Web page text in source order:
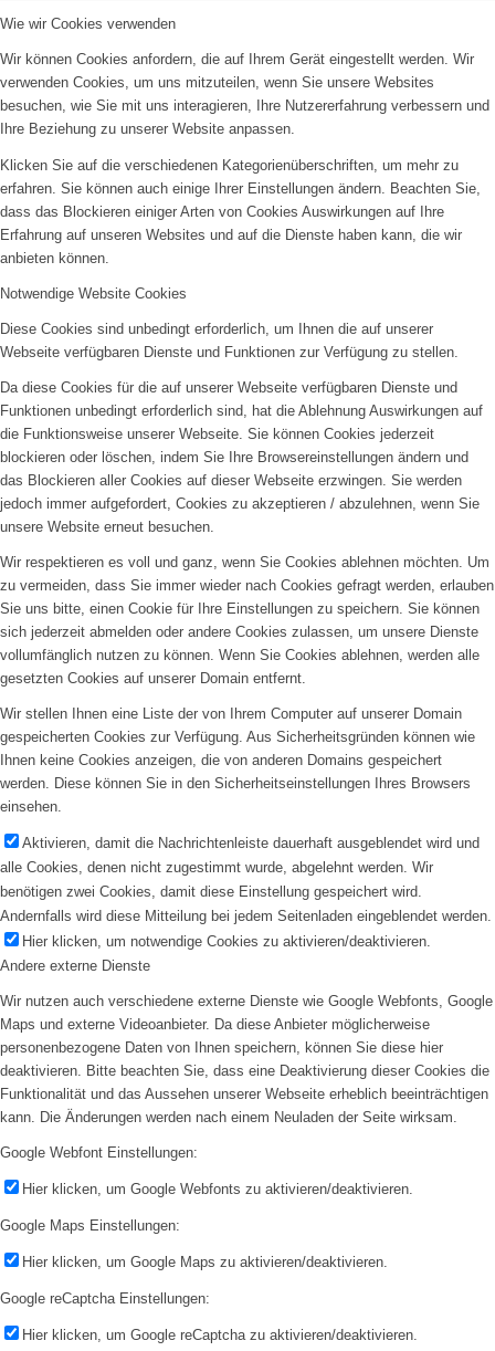
Wie wir Cookies verwenden
Wir können Cookies anfordern, die auf Ihrem Gerät eingestellt werden. Wir
verwenden Cookies, um uns mitzuteilen, wenn Sie unsere Websites
besuchen, wie Sie mit uns interagieren, Ihre Nutzererfahrung verbessern und
Ihre Beziehung zu unserer Website anpassen.
Klicken Sie auf die verschiedenen Kategorienüberschriften, um mehr zu
erfahren. Sie können auch einige Ihrer Einstellungen ändern. Beachten Sie,
dass das Blockieren einiger Arten von Cookies Auswirkungen auf Ihre
Erfahrung auf unseren Websites und auf die Dienste haben kann, die wir
anbieten können.
Notwendige Website Cookies
Diese Cookies sind unbedingt erforderlich, um Ihnen die auf unserer
Webseite verfügbaren Dienste und Funktionen zur Verfügung zu stellen.
Da diese Cookies für die auf unserer Webseite verfügbaren Dienste und
Funktionen unbedingt erforderlich sind, hat die Ablehnung Auswirkungen auf
die Funktionsweise unserer Webseite. Sie können Cookies jederzeit
blockieren oder löschen, indem Sie Ihre Browsereinstellungen ändern und
das Blockieren aller Cookies auf dieser Webseite erzwingen. Sie werden
jedoch immer aufgefordert, Cookies zu akzeptieren / abzulehnen, wenn Sie
unsere Website erneut besuchen.
Wir respektieren es voll und ganz, wenn Sie Cookies ablehnen möchten. Um
zu vermeiden, dass Sie immer wieder nach Cookies gefragt werden, erlauben
Sie uns bitte, einen Cookie für Ihre Einstellungen zu speichern. Sie können
sich jederzeit abmelden oder andere Cookies zulassen, um unsere Dienste
vollumfänglich nutzen zu können. Wenn Sie Cookies ablehnen, werden alle
gesetzten Cookies auf unserer Domain entfernt.
Wir stellen Ihnen eine Liste der von Ihrem Computer auf unserer Domain
gespeicherten Cookies zur Verfügung. Aus Sicherheitsgründen können wie
Ihnen keine Cookies anzeigen, die von anderen Domains gespeichert
werden. Diese können Sie in den Sicherheitseinstellungen Ihres Browsers
einsehen.
Aktivieren, damit die Nachrichtenleiste dauerhaft ausgeblendet wird und
alle Cookies, denen nicht zugestimmt wurde, abgelehnt werden. Wir
benötigen zwei Cookies, damit diese Einstellung gespeichert wird.
Andernfalls wird diese Mitteilung bei jedem Seitenladen eingeblendet werden.
Hier klicken, um notwendige Cookies zu aktivieren/deaktivieren.
Andere externe Dienste
Wir nutzen auch verschiedene externe Dienste wie Google Webfonts, Google
Maps und externe Videoanbieter. Da diese Anbieter möglicherweise
personenbezogene Daten von Ihnen speichern, können Sie diese hier
deaktivieren. Bitte beachten Sie, dass eine Deaktivierung dieser Cookies die
Funktionalität und das Aussehen unserer Webseite erheblich beeinträchtigen
kann. Die Änderungen werden nach einem Neuladen der Seite wirksam.
Google Webfont Einstellungen:
Hier klicken, um Google Webfonts zu aktivieren/deaktivieren.
Google Maps Einstellungen:
Hier klicken, um Google Maps zu aktivieren/deaktivieren.
Google reCaptcha Einstellungen:
Hier klicken, um Google reCaptcha zu aktivieren/deaktivieren.